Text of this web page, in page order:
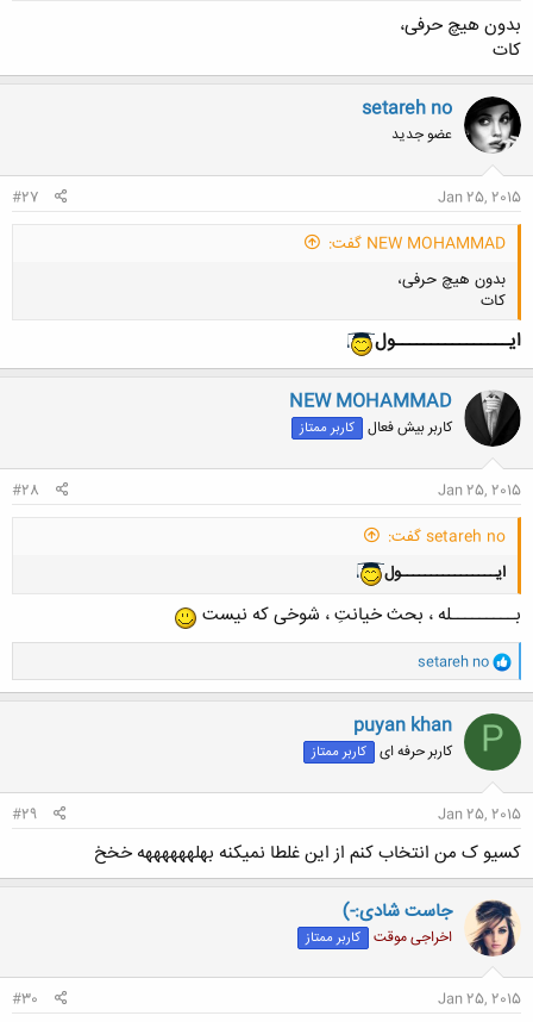
بدون هیچ حرفی،
کات
setareh no
عضو جدید
Jan 25, 2015
#27
NEW MOHAMMAD گفت:
بدون هیچ حرفی،
کات
کلیک کنید تا باز شود...
ایــــــــــــــــول
NEW MOHAMMAD
کاربر بیش فعال کاربر ممتاز
Jan 25, 2015
#28
setareh no گفت:
ایــــــــــــــــول
بـــــــــله ، بحث خیانتِ ، شوخی که نیست
و
ا
ک
ن
ش
ه
ا
setareh no
P
puyan khan
کاربر حرفه ای کاربر ممتاز
Jan 25, 2015
#29
کسیو ک من انتخاب کنم از این غلطا نمیکنه بهلههههههه خخخ
جاست شادی:-)
اخراجی موقت کاربر ممتاز
Jan 25, 2015
#30